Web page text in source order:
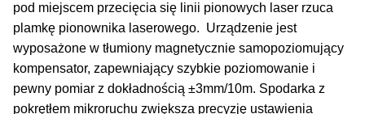
pod miejscem przecięcia się linii pionowych laser rzuca
plamkę pionownika laserowego. Urządzenie jest
wyposażone w tłumiony magnetycznie samopoziomujący
kompensator, zapewniający szybkie poziomowanie i
pewny pomiar z dokładnością ±3mm/10m. Spodarka z
pokrętłem mikroruchu zwiększa precyzję ustawienia